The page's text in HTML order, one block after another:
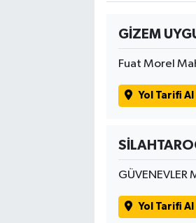
GİZEM
Fuat Morel
Yol Tarifi Al
Yol Tarifi Al